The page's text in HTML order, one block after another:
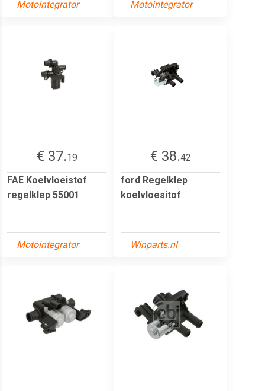
Motointegrator Motointegrator
€ 37.19
FAE Koelvloeistof
regelklep 55001
Motointegrator
€ 38.42
ford Regelklep
koelvloesitof
Winparts.nl